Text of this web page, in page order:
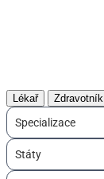
Lékař Zdravotník
Specializace
Státy